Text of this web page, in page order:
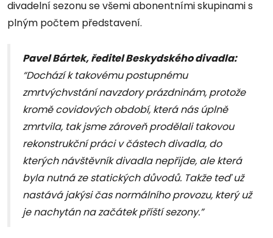
divadelní sezonu se všemi abonentními skupinami s
plným počtem představení.
Pavel Bártek, ředitel Beskydského divadla:
“Dochází k takovému postupnému
zmrtvýchvstání navzdory prázdninám, protože
kromě covidových období, která nás úplně
zmrtvila, tak jsme zároveň prodělali takovou
rekonstrukční práci v částech divadla, do
kterých návštěvník divadla nepřijde, ale která
byla nutná ze statických důvodů. Takže teď už
nastává jakýsi čas normálního provozu, který už
je nachytán na začátek příští sezony.”